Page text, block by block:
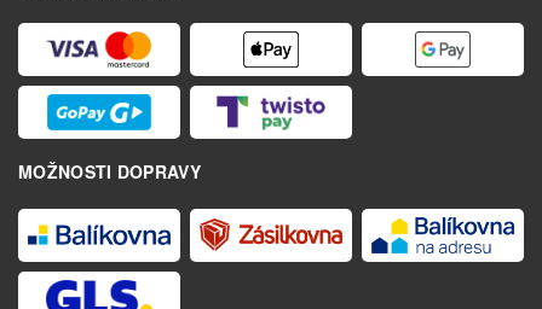
MOŽNOSTI DOPRAVY